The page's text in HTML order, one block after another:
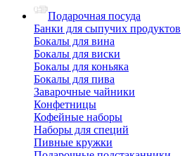
Подарочная посуда
Банки для сыпучих продуктов
Бокалы для вина
Бокалы для виски
Бокалы для коньяка
Бокалы для пива
Заварочные чайники
Конфетницы
Кофейные наборы
Наборы для специй
Пивные кружки